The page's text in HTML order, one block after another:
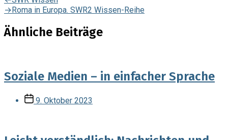
Beitrag:
→Nächster
Roma in Europa. SWR2 Wissen-Reihe
Ähnliche Beiträge
Soziale Medien – in einfacher Sprache
Veröffentlichungsdatum
9. Oktober 2023